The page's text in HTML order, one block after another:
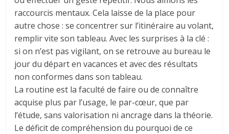
raccourcis mentaux. Cela laisse de la place pour
autre chose : se concentrer sur l’itinéraire au volant,
remplir vite son tableau. Avec les surprises à la clé :
si on n’est pas vigilant, on se retrouve au bureau le
jour du départ en vacances et avec des résultats
non conformes dans son tableau.
La routine est la faculté de faire ou de connaître
acquise plus par l’usage, le par-cœur, que par
l’étude, sans valorisation ni ancrage dans la théorie.
Le déficit de compréhension du pourquoi de ce